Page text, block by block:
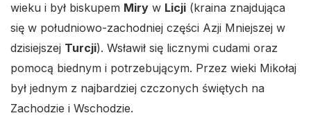
wieku i był biskupem Miry w Licji (kraina znajdująca
się w południowo-zachodniej części Azji Mniejszej w
dzisiejszej Turcji). Wsławił się licznymi cudami oraz
pomocą biednym i potrzebującym. Przez wieki Mikołaj
był jednym z najbardziej czczonych świętych na
Zachodzie i Wschodzie.